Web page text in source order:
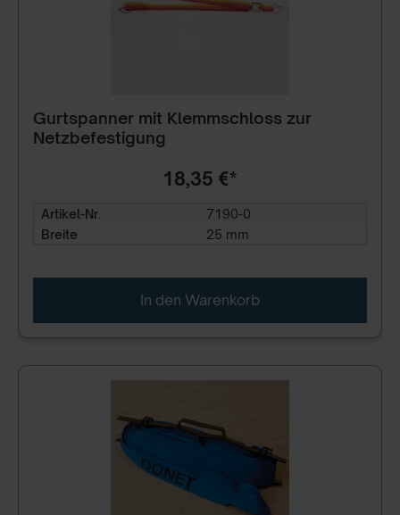
Gurtspanner mit Klemmschloss zur
Netzbefestigung
18,35 €*
Artikel-Nr.
7190-0
Breite
25 mm
In den Warenkorb